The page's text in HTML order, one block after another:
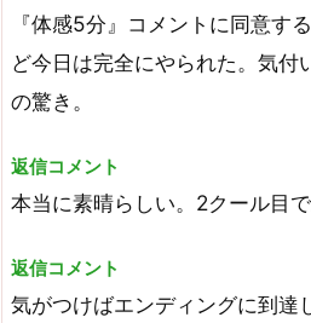
『体感5分』コメントに同意す
ど今日は完全にやられた。気付
の驚き。
返信コメント
本当に素晴らしい。2クール目
返信コメント
気がつけばエンディングに到達